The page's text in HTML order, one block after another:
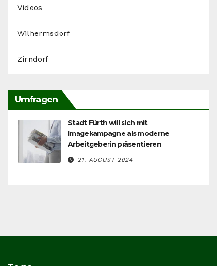
Videos
Wilhermsdorf
Zirndorf
Umfragen
Stadt Fürth will sich mit
Imagekampagne als moderne
Arbeitgeberin präsentieren
21. AUGUST 2024